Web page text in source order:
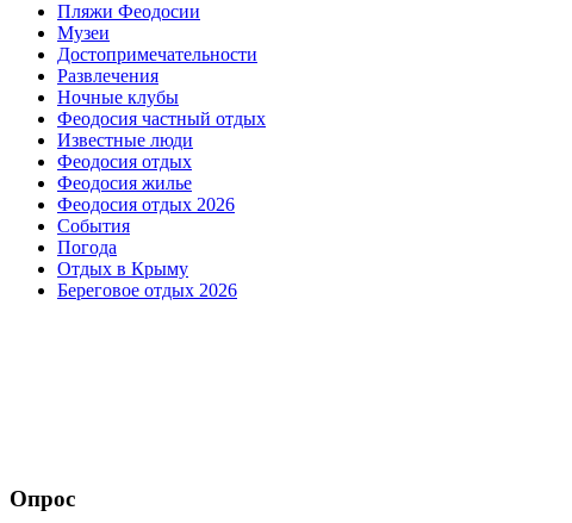
Пляжи Феодосии
Музеи
Достопримечательности
Развлечения
Ночные клубы
Феодосия частный отдых
Известные люди
Феодосия отдых
Феодосия жилье
Феодосия отдых 2026
События
Погода
Отдых в Крыму
Береговое отдых 2026
Опрос